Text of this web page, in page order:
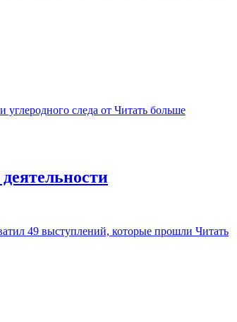
следа от Читать больше
49 выступлений, которые прошли Читать